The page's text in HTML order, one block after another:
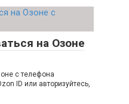
на Озоне
с телефона
ID или авторизуйтесь,